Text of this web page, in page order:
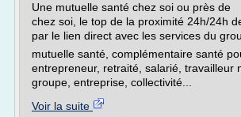
Une mutuelle santé chez soi ou près de
chez soi, le top de la proximité 24h/24h
par le lien direct avec les services du
mutuelle santé, complémentaire santé
entrepreneur, retraité, salarié, travailleur
groupe, entreprise, collectivité...
Voir la suite